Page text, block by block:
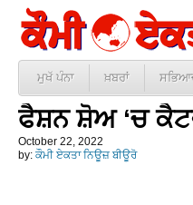
ਮੁਖੱ ਪੰਨਾ ਖ਼ਬਰਾਂ
ਫੈਸ਼ਨ ਸ਼ੋਅ ‘ਚ
October 22, 2022
by: ਕੌਮੀ ਏਕਤਾ ਨਿਊਜ਼ ਬੀਊਰੋ